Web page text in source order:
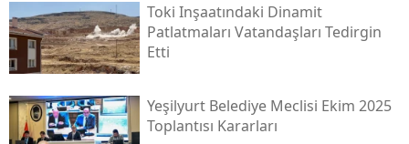
Toki̇ Inşaatındaki Dinamit
Patlatmaları Vatandaşları Tedirgin
Etti
Yeşilyurt Belediye Meclisi Ekim 2025
Toplantısı Kararları